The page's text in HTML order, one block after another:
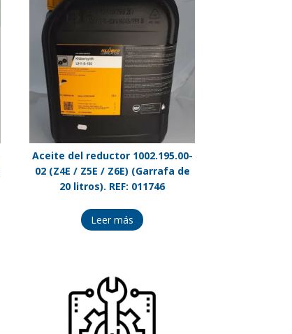
Aceite del reductor 1002.195.00-
02 (Z4E / Z5E / Z6E) (Garrafa de
20 litros). REF: 011746
Leer más